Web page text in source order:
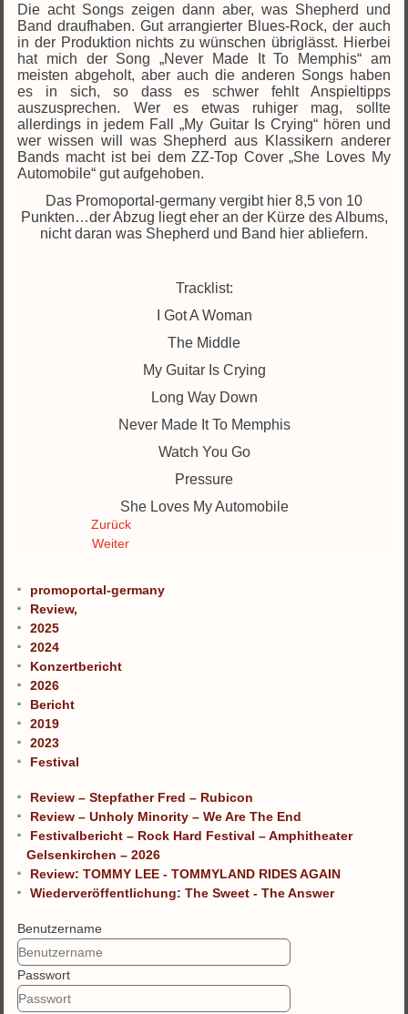
Die acht Songs zeigen dann aber, was Shepherd und
Band draufhaben. Gut arrangierter Blues-Rock, der auch
in der Produktion nichts zu wünschen übriglässt. Hierbei
hat mich der Song „Never Made It To Memphis“ am
meisten abgeholt, aber auch die anderen Songs haben
es in sich, so dass es schwer fehlt Anspieltipps
auszusprechen. Wer es etwas ruhiger mag, sollte
allerdings in jedem Fall „My Guitar Is Crying“ hören und
wer wissen will was Shepherd aus Klassikern anderer
Bands macht ist bei dem ZZ-Top Cover „She Loves My
Automobile“ gut aufgehoben.
Das Promoportal-germany vergibt hier 8,5 von 10
Punkten…der Abzug liegt eher an der Kürze des Albums,
nicht daran was Shepherd und Band hier abliefern.
Tracklist:
I Got A Woman
The Middle
My Guitar Is Crying
Long Way Down
Never Made It To Memphis
Watch You Go
Pressure
She Loves My Automobile
Zurück
Weiter
promoportal-germany
Review,
2025
2024
Konzertbericht
2026
Bericht
2019
2023
Festival
Review – Stepfather Fred – Rubicon
Review – Unholy Minority – We Are The End
Festivalbericht – Rock Hard Festival – Amphitheater
Gelsenkirchen – 2026
Review: TOMMY LEE - TOMMYLAND RIDES AGAIN
Wiederveröffentlichung: The Sweet - The Answer
Benutzername
Passwort